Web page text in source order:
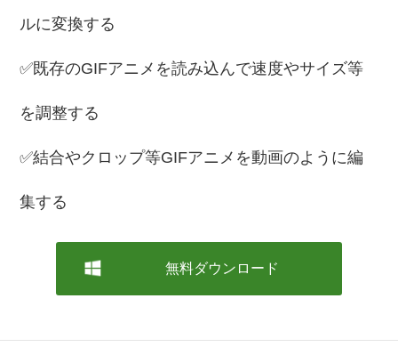
ルに変換する
✅既存のGIFアニメを読み込んで速度やサイズ等
を調整する
✅結合やクロップ等GIFアニメを動画のように編
集する
無料ダウンロード